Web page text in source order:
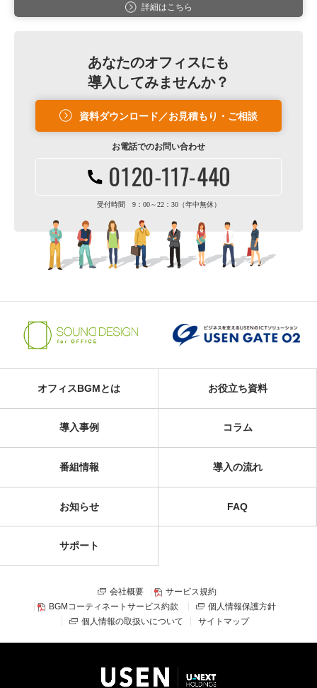
詳細はこちら
あなたのオフィスにも
導入してみませんか？
資料ダウンロード／お見積もり・ご相談
お電話でのお問い合わせ
受付時間 9：00～22：30（年中無休）
オフィスBGMとは お役立ち資料
導入事例 コラム
番組情報 導入の流れ
お知らせ FAQ
サポート
会社概要
サービス規約
BGMコーティネートサービス約款
個人情報保護方針
個人情報の取扱いについて
サイトマップ